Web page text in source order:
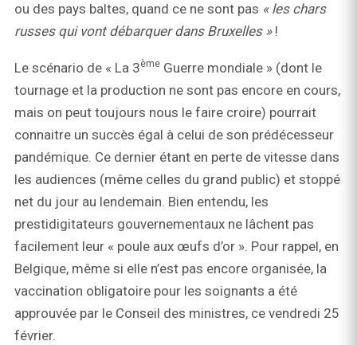
ou des pays baltes, quand ce ne sont pas « les chars
russes qui vont débarquer dans Bruxelles »!
Le scénario de « La 3ème Guerre mondiale » (dont le
tournage et la production ne sont pas encore en cours,
mais on peut toujours nous le faire croire) pourrait
connaitre un succès égal à celui de son prédécesseur
pandémique. Ce dernier étant en perte de vitesse dans
les audiences (même celles du grand public) et stoppé
net du jour au lendemain. Bien entendu, les
prestidigitateurs gouvernementaux ne lâchent pas
facilement leur « poule aux œufs d’or ». Pour rappel, en
Belgique, même si elle n’est pas encore organisée, la
vaccination obligatoire pour les soignants a été
approuvée par le Conseil des ministres, ce vendredi 25
février.